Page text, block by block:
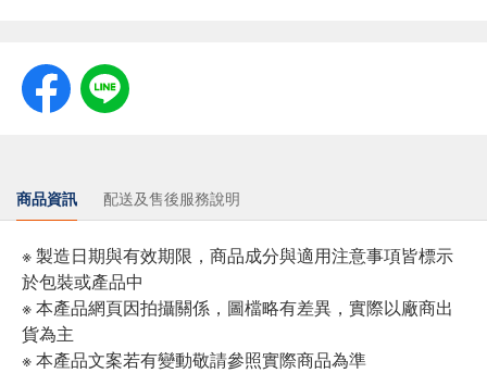
商品資訊 配送及售後服務說明
※ 製造日期與有效期限，商品成分與適用注意事項皆標示
於包裝或產品中
※ 本產品網頁因拍攝關係，圖檔略有差異，實際以廠商出
貨為主
※ 本產品文案若有變動敬請參照實際商品為準